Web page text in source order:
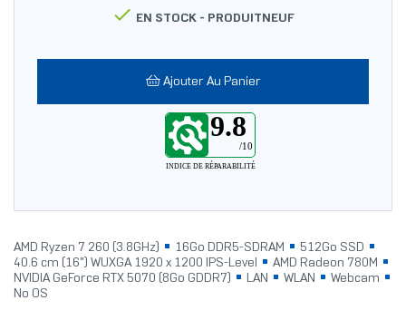
 EN STOCK - PRODUITNEUF
Ajouter Au Panier
9.8
/10
INDICE DE RÉPARABILITÉ
AMD Ryzen 7 260 (3.8GHz) 16Go DDR5-SDRAM
512Go SSD
40.6 cm (16") WUXGA 1920 x 1200 IPS-Level
AMD Radeon 780M
NVIDIA GeForce RTX 5070 (8Go GDDR7)
LAN WLAN
Webcam
No OS